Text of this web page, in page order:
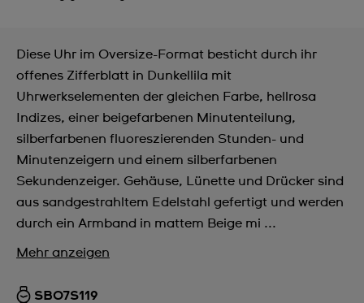
Diese Uhr im Oversize-Format besticht durch ihr
offenes Zifferblatt in Dunkellila mit
Uhrwerkselementen der gleichen Farbe, hellrosa
Indizes, einer beigefarbenen Minutenteilung,
silberfarbenen fluoreszierenden Stunden- und
Minutenzeigern und einem silberfarbenen
Sekundenzeiger. Gehäuse, Lünette und Drücker sind
aus sandgestrahltem Edelstahl gefertigt und werden
durch ein Armband in mattem Beige mi ...
Mehr anzeigen
SB07S119